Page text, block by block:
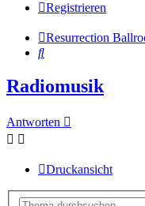
Registrieren
Resurrection
Suche
Radiomusik
Antworten
Druckansicht